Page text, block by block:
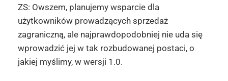
ZS: Owszem, planujemy wsparcie dla
użytkowników prowadzących sprzedaż
zagraniczną, ale najprawdopodobniej nie uda się
wprowadzić jej w tak rozbudowanej postaci, o
jakiej myślimy, w wersji 1.0.